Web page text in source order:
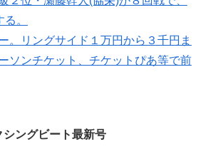
。
。リングサイド１万円から３千円ま
ソンチケット、チケットぴあ等で前
シングビート最新号